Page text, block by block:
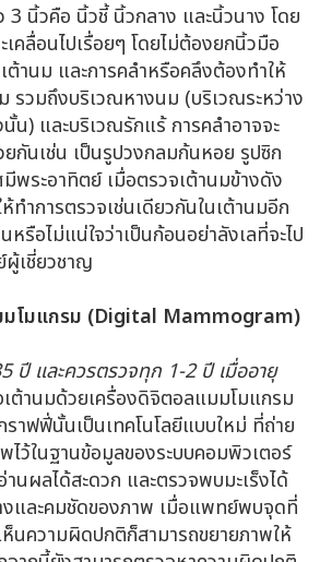
3 นิ้วคือ นิ้วชี้ นิ้วกลาง และนิ้วนาง โดย
คลื่อนไปเรื่อยๆ โดยไม่ต้องยกนิ้วมือ
านม และการคลำหรือคลึงต้องทำให้
รวมถึงบริเวณหางนม (บริเวณระหว่าง
น) และบริเวณรักแร้ การคลำอาจจะ
กันเช่น เป็นรูปวงกลมก้นหอย รูปซิก
พระอาทิตย์ เมื่อตรวจเต้านมข้างดัง
ทำการตรวจเช่นเดียวกันในเต้านมอีก
รือไม่แน่ใจว่าเป็นก้อนอย่าลังเลที่จะไป
เชี่ยวชาญ
โมแกรม (Digital Mammogram)
ปี และควรตรวจทุก 1-2 ปี เมื่ออายุ
ต้านมด้วยเครื่องดิจิตอลแมมโมแกรม
าฟฟี่นั้นเป็นเทคโนโลยีแบบใหม่ ที่ถ่าย
ไว้ในฐานข้อมูลของระบบคอมพิวเตอร์
นผลได้สะดวก และตรวจพบมะเร็งได้
งและคมชัดของภาพ เมื่อแพทย์พบจุดที่
นความผิดปกติก็สามารถขยายภาพให้